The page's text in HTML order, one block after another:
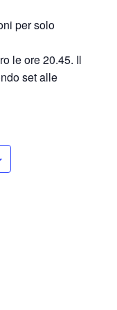
per solo
le ore 20.45. Il
set alle